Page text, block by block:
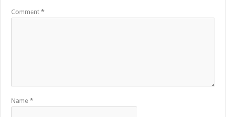
Comment*
Name*